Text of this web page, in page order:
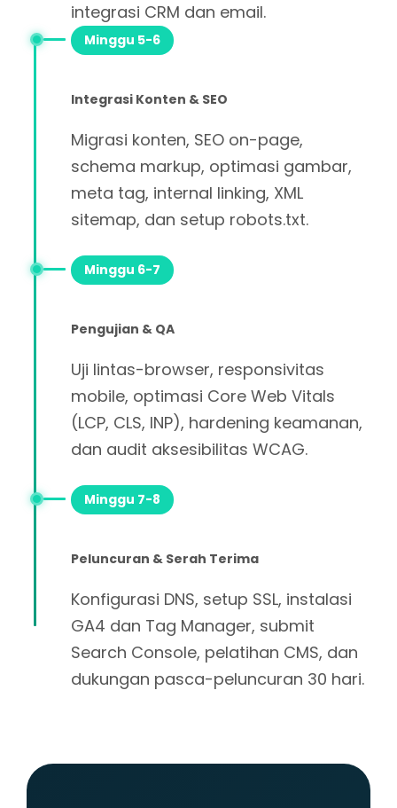
integrasi CRM dan email.
Minggu 5-6
Integrasi Konten & SEO
Migrasi konten, SEO on-page,
schema markup, optimasi gambar,
meta tag, internal linking, XML
sitemap, dan setup robots.txt.
Minggu 6-7
Pengujian & QA
Uji lintas-browser, responsivitas
mobile, optimasi Core Web Vitals
(LCP, CLS, INP), hardening keamanan,
dan audit aksesibilitas WCAG.
Minggu 7-8
Peluncuran & Serah Terima
Konfigurasi DNS, setup SSL, instalasi
GA4 dan Tag Manager, submit
Search Console, pelatihan CMS, dan
dukungan pasca-peluncuran 30 hari.